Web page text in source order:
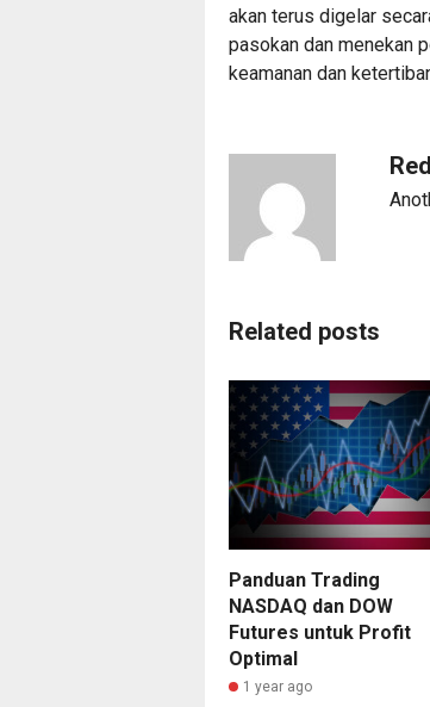
akan terus digelar
pasokan dan menekan
keamanan dan
Related posts
Panduan Trading
NASDAQ dan DOW
Futures untuk Profit
Optimal
1 year ago